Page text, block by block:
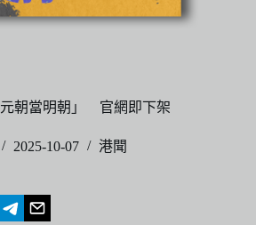
朝當明朝」 官網即下架
2025-10-07 港聞